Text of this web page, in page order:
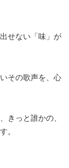
せない「味」が
その歌声を、心
きっと誰かの、
。